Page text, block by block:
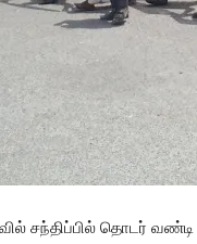
சந்திப்பில் தொடர்